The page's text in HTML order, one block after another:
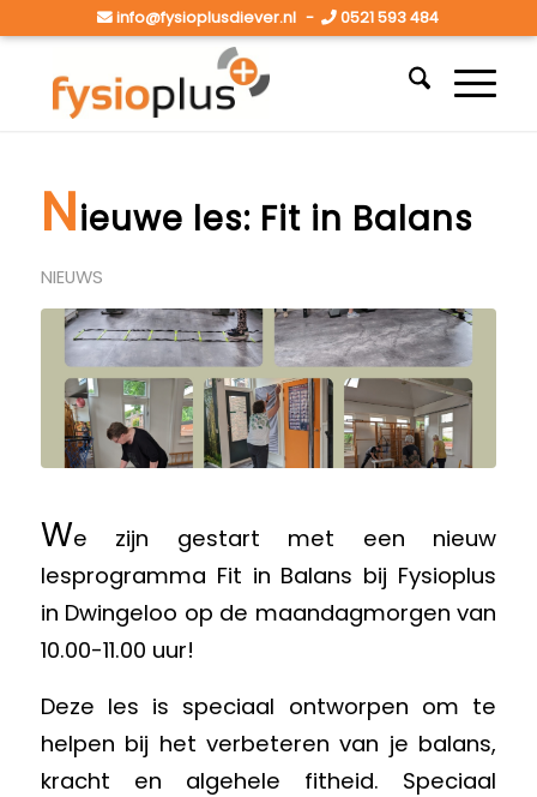
info@fysioplusdiever.nl - 0521 593 484
Nieuwe les: Fit in Balans
NIEUWS
We zijn gestart met een nieuw
lesprogramma Fit in Balans bij Fysioplus
in Dwingeloo op de maandagmorgen van
10.00-11.00 uur!
Deze les is speciaal ontworpen om te
helpen bij het verbeteren van je balans,
kracht en algehele fitheid. Speciaal